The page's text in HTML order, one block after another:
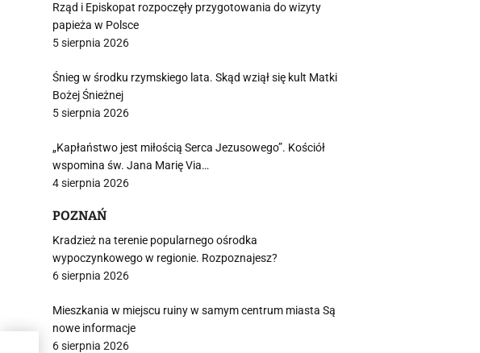
Rząd i Episkopat rozpoczęły przygotowania do wizyty
papieża w Polsce
5 sierpnia 2026
Śnieg w środku rzymskiego lata. Skąd wziął się kult Matki
Bożej Śnieżnej
5 sierpnia 2026
„Kapłaństwo jest miłością Serca Jezusowego”. Kościół
wspomina św. Jana Marię Via…
4 sierpnia 2026
POZNAŃ
Kradzież na terenie popularnego ośrodka
wypoczynkowego w regionie. Rozpoznajesz?
6 sierpnia 2026
Mieszkania w miejscu ruiny w samym centrum miasta Są
nowe informacje
6 sierpnia 2026